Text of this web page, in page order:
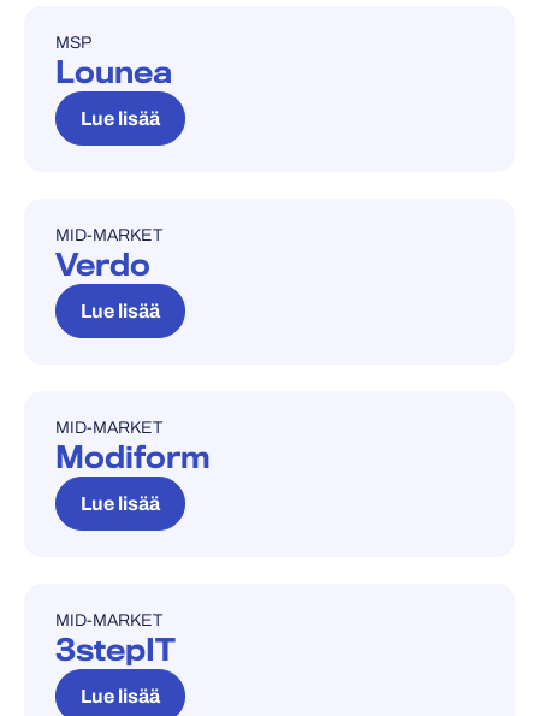
REFERENSSITARINA
MSP
Lounea
Lue lisää
REFERENSSITARINA
MID-MARKET
Verdo
Lue lisää
REFERENSSITARINA
MID-MARKET
Modiform
Lue lisää
REFERENSSITARINA
MID-MARKET
3stepIT
Lue lisää